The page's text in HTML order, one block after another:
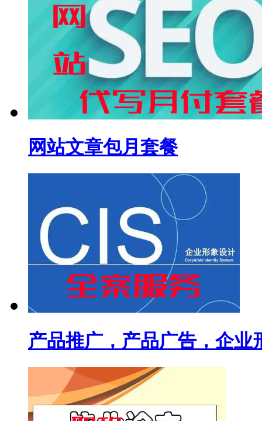
网站文章包月套餐
产品推广，产品广告，企业